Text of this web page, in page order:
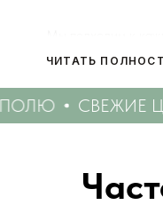
есть в наличии на
Вами сразу
и видео
ЧИТАТЬ
СВЕЖИЕ